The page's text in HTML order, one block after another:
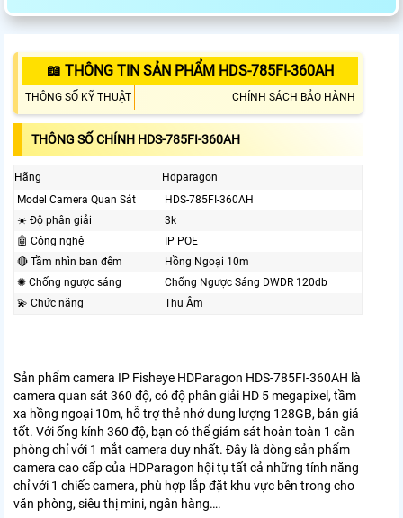
📖 THÔNG TIN SẢN PHẨM HDS-785FI-360AH
THÔNG SỐ KỸ THUẬT CHÍNH SÁCH BẢO HÀNH
THÔNG SỐ CHÍNH HDS-785FI-360AH
Hãng
Hdparagon
Model Camera Quan Sát
HDS-785FI-360AH
☀️ Độ phân giải
3k
🤖️ Công nghệ
IP POE
🔴 Tầm nhìn ban đêm
Hồng Ngoại 10m
✺ Chống ngược sáng
Chống Ngược Sáng DWDR 120db
💫 Chức năng
Thu Âm
Sản phẩm camera IP Fisheye HDParagon HDS-785FI-360AH là
camera quan sát 360 độ, có độ phân giải HD 5 megapixel, tầm
xa hồng ngoại 10m, hỗ trợ thẻ nhớ dung lượng 128GB, bán giá
tốt. Với ống kính 360 độ, bạn có thể giám sát hoàn toàn 1 căn
phòng chỉ với 1 mắt camera duy nhất. Đây là dòng sản phẩm
camera cao cấp của HDParagon hội tụ tất cả những tính năng
chỉ với 1 chiếc camera, phù hợp lắp đặt khu vực bên trong cho
văn phòng, siêu thị mini, ngân hàng….